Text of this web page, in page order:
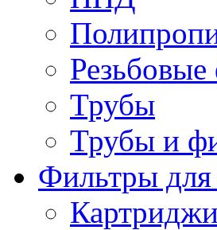
Трубы
Трубы и
Фильтры
Картриджи